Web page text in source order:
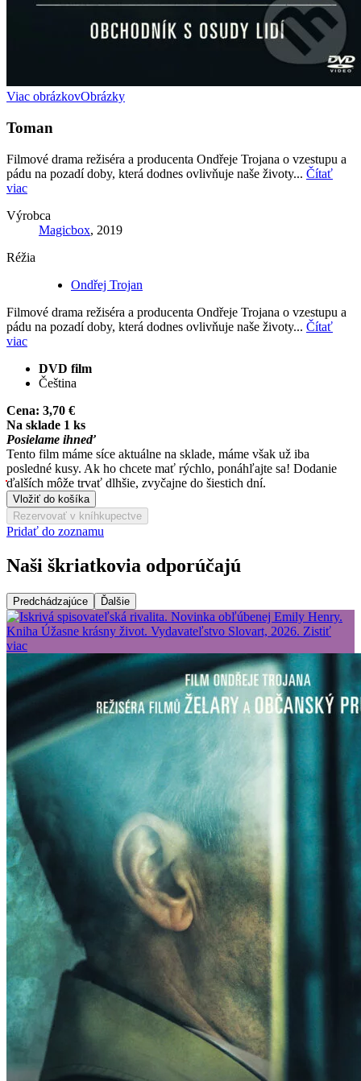
Viac obrázkovObrázky
Toman
Filmové drama režiséra a producenta Ondřeje Trojana o vzestupu a
pádu na pozadí doby, která dodnes ovlivňuje naše životy... Čítať
viac
Výrobca
Magicbox, 2019
Réžia
Ondřej Trojan
Filmové drama režiséra a producenta Ondřeje Trojana o vzestupu a
pádu na pozadí doby, která dodnes ovlivňuje naše životy... Čítať
viac
DVD film
Čeština
Cena: 3,70 €
Na sklade 1 ks
Posielame ihneď
Tento film máme síce aktuálne na sklade, máme však už iba
posledné kusy. Ak ho chcete mať rýchlo, ponáhľajte sa! Dodanie
ďalších môže trvať dlhšie, zvyčajne do šiestich dní.
Vložiť do košíka
Rezervovať v kníhkupectve
Pridať do zoznamu
Naši škriatkovia odporúčajú
Predchádzajúce Ďalšie